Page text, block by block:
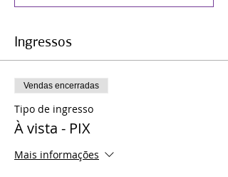
Ingressos
Vendas encerradas
Tipo de ingresso
À vista - PIX
Mais informações